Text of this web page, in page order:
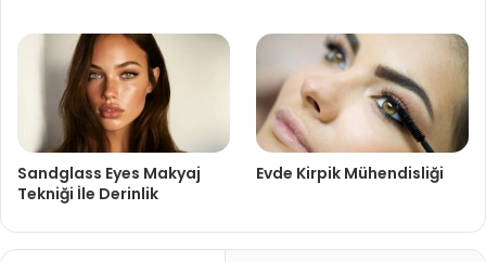
Sandglass Eyes Makyaj
Tekniği İle Derinlik
Evde Kirpik Mühendisliği